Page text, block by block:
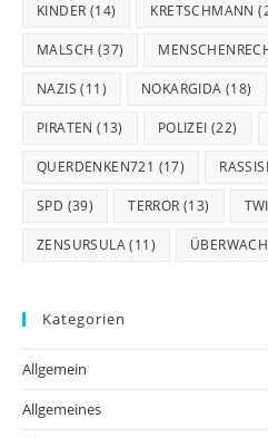
KINDER (14) KRETSCHMANN
MALSCH (37)
NAZIS (11) NOKARGIDA (18)
PIRATEN (13) POLIZEI (22)
QUERDENKEN721 (17)
SPD (39) TERROR (13)
ZENSURSULA(11)
Kategorien
Allgemein
Allgemeines